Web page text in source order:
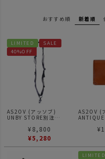
おすすめ順 新着順
LIMITED
SALE
40%OFF
AS2OV (アッソブ)
UNBY STORE別注
SHOULDER GRAY 防水
ストラップ
¥ 8,800
¥5,280
AS2OV (
ANTIQUE
¥
LIMITED